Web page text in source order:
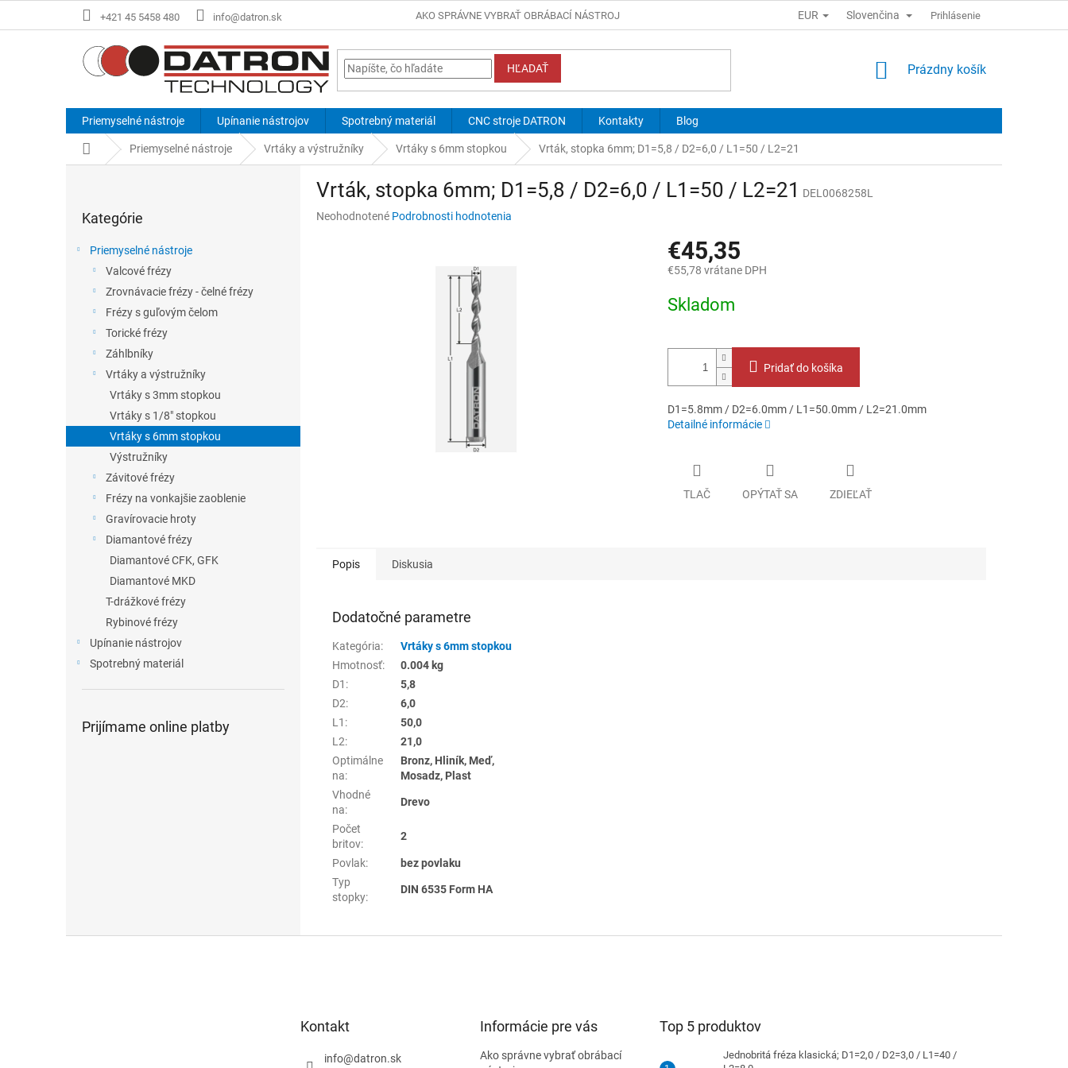
+421 45 5458 480 info@datron.sk AKO SPRÁVNE VYBRAŤ OBRÁBACÍ NÁSTROJ EUR Slovenčina Prihlásenie
HĽADAŤ
NÁKUPNÝ
Prázdny košík
Priemyselné nástroje Upínanie nástrojov Spotrebný materiál CNC stroje DATRON Kontakty Blog
DomovPriemyselné nástroje Vrtáky a výstružníky Vrtáky s 6mm stopkou Vrták, stopka 6mm; D1=5,8 / D2=6,0 / L1=50 / L2=21
kategórie
Kategórie
Priemyselné nástroje
Valcové frézy
Zrovnávacie frézy - čelné frézy
Frézy s guľovým čelom
Torické frézy
Záhlbníky
Vrtáky a výstružníky
Vrtáky s 3mm stopkou
Vrtáky s 1/8" stopkou
Vrtáky s 6mm stopkou
Výstružníky
Závitové frézy
Frézy na vonkajšie zaoblenie
Gravírovacie hroty
Diamantové frézy
Diamantové CFK, GFK
Diamantové MKD
T-drážkové frézy
Rybinové frézy
Upínanie nástrojov
Spotrebný materiál
Prijímame online platby
Vrták, stopka 6mm; D1=5,8 / D2=6,0 / L1=50 / L2=21 DEL0068258L
Priemerné
Neohodnotené Podrobnosti hodnotenia
€45,35
€55,78 vrátane DPH
cena:
Skladom
Pridať do košíka
D1=5.8mm / D2=6.0mm / L1=50.0mm / L2=21.0mm
Detailné informácie
TLAČ OPÝTAŤ SA ZDIEĽAŤ
Popis Diskusia
Dodatočné parametre
Kategória:
Vrtáky s 6mm stopkou
Hmotnosť:
0.004 kg
D1 :
5,8
D2:
6,0
L1 :
50,0
L2:
21,0
Optimálne
na:
Bronz, Hliník, Meď,
Mosadz, Plast
Vhodné
na:
Drevo
Počet
britov:
2
Povlak:
bez povlaku
Typ
stopky:
DIN 6535 Form HA
Kontakt
info@datron.sk
Informácie pre vás
Ako správne vybrať obrábací
Top 5 produktov
Jednobritá fréza klasická; D1=2,0 / D2=3,0 / L1=40 /